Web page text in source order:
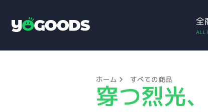
全
ホーム すべての商品
穿つ烈光